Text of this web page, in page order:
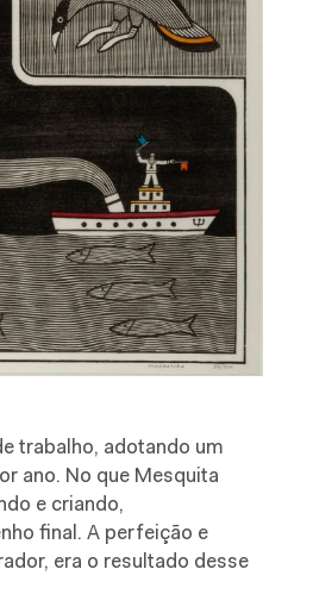
trabalho, adotando um
ano. No que Mesquita
e criando,
final. A perfeição e
era o resultado desse